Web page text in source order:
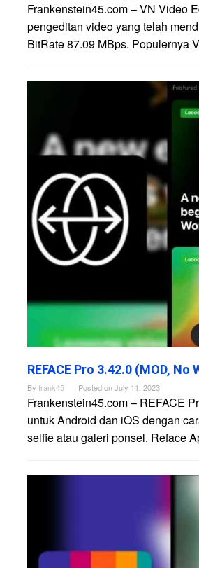
Frankenstein45.com – VN Video
pengeditan video yang telah
BitRate 87.09 MBps. Populernya
REFACE Pro 3.42.0 (MOD, No
By frank45 Posted onJuly 11, 2023
Frankenstein45.com – REFACE
untuk Android dan iOS dengan
selfie atau galeri ponsel. Reface